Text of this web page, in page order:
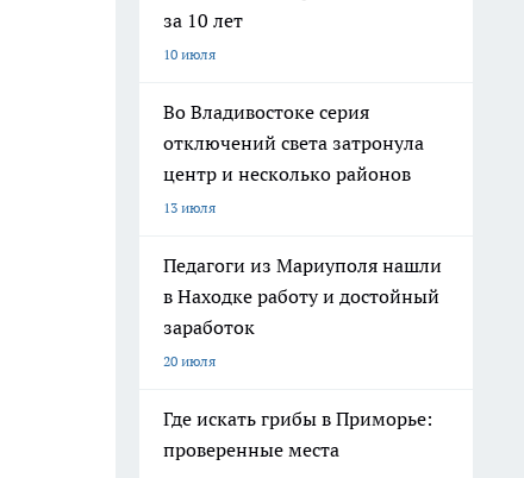
за 10 лет
10 июля
Во Владивостоке серия
отключений света затронула
центр и несколько районов
13 июля
Педагоги из Мариуполя нашли
в Находке работу и достойный
заработок
20 июля
Где искать грибы в Приморье:
проверенные места